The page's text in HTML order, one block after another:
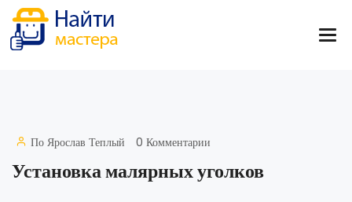
По Ярослав Теплый 0 Комментарии
Установка малярных уголков